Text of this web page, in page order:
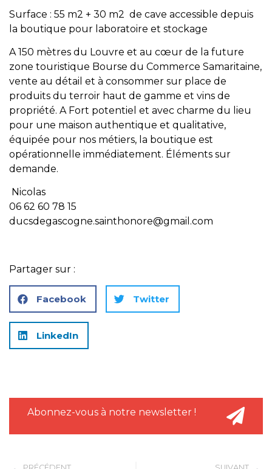
Surface : 55 m2 + 30 m2 de cave accessible depuis
la boutique pour laboratoire et stockage
A 150 mètres du Louvre et au cœur de la future
zone touristique Bourse du Commerce Samaritaine,
vente au détail et à consommer sur place de
produits du terroir haut de gamme et vins de
propriété. A Fort potentiel et avec charme du lieu
pour une maison authentique et qualitative,
équipée pour nos métiers, la boutique est
opérationnelle immédiatement. Éléments sur
demande.
Nicolas
06 62 60 78 15
ducsdegascogne.sainthonore@gmail.com
Partager sur :
Facebook Twitter
LinkedIn
Abonnez-vous à notre newsletter !